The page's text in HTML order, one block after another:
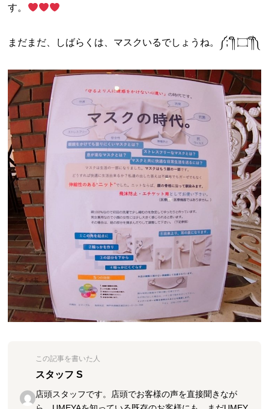
す。
まだまだ、しばらくは、マスクいるでしょうね。༼;´༎ຶ ۝ ༎ຶ༽
この記事を書いた人
スタッフ S
店頭スタッフです。店頭でお客様の声を直接聞きなが